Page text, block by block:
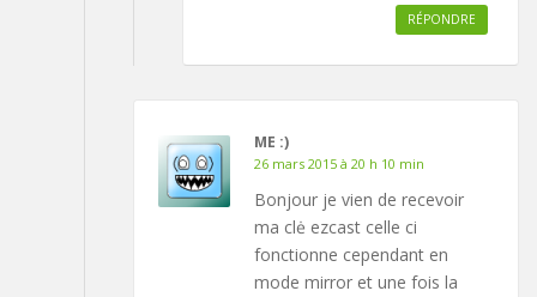
RÉPONDRE
ME :)
26 mars 2015 à 20 h 10 min
Bonjour je vien de recevoir
ma clė ezcast celle ci
fonctionne cependant en
mode mirror et une fois la